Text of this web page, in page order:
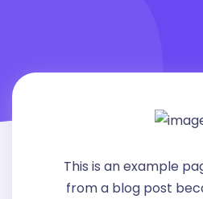
This is an example
from a blog post